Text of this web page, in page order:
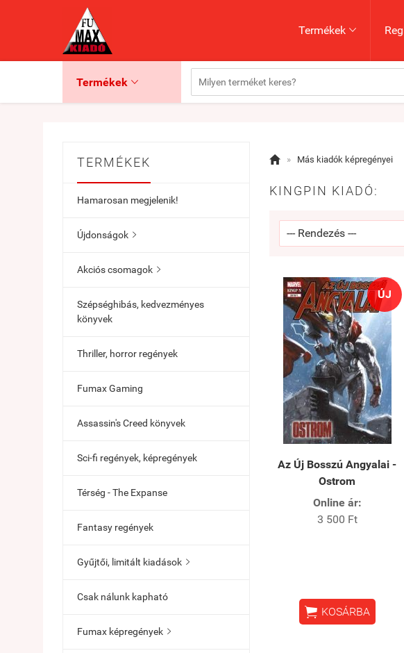
Termékek 
Termékek 
TERMÉKEK
Hamarosan megjelenik!
Újdonságok 
Akciós csomagok 
Szépséghibás, kedvezményes
könyvek
Thriller, horror regények
Fumax Gaming
Assassin's Creed könyvek
Sci-fi regények, képregények
Térség - The Expanse
Fantasy regények
Gyűjtői, limitált kiadások 
Csak nálunk kapható
Fumax képregények 
 » Más kiadók képregényei
KINGPIN KIADÓ:
ÚJ
Az Új Bosszú Angyalai -
Ostrom
Online ár:
3 500 Ft
 KOSÁRBA